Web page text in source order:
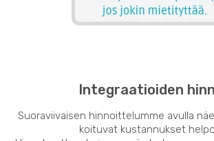
Integraatioiden
Suoraviivaisen hinnoittelumme avulla
koituvat kustannukset